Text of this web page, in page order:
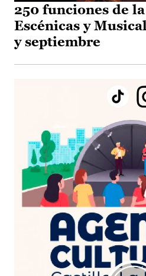
250 funciones de
Escénicas y
y septiembre